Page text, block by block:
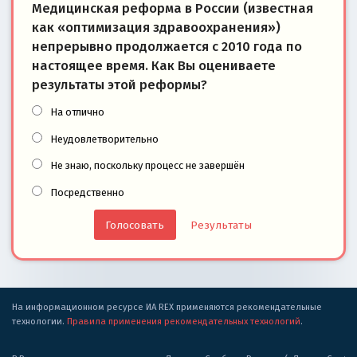
Медицинская реформа в России (известная
как «оптимизация здравоохранения»)
непрерывно продолжается с 2010 года по
настоящее время. Как Вы оцениваете
результаты этой реформы?
На отлично
Неудовлетворительно
Не знаю, поскольку процесс не завершён
Посредственно
Результаты
На информационном ресурсе ИА REX применяются рекомендательные
технологии. Правила применения рекомендательных технологий.